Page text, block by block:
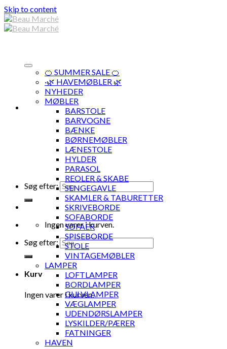
Skip to content
Søg efter:
Ingen varer i kurven.
Søg efter:
Kurv
Ingen varer i kurven.
🍊 SUMMER SALE 🍊
·🌿 HAVEMØBLER 🌿
NYHEDER
MØBLER
BARSTOLE
BARVOGNE
BÆNKE
BØRNEMØBLER
LÆNESTOLE
HYLDER
PARASOL
REOLER & SKABE
SENGEGAVLE
SKAMLER & TABURETTER
SKRIVEBORDE
SOFABORDE
SOFAER
SPISEBORDE
STOLE
VINTAGEMØBLER
LAMPER
LOFTLAMPER
BORDLAMPER
GULVLAMPER
VÆGLAMPER
UDENDØRSLAMPER
LYSKILDER/PÆRER
FATNINGER
HAVEN